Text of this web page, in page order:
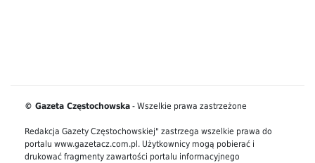
© Gazeta Częstochowska - Wszelkie prawa zastrzeżone
Redakcja Gazety Częstochowskiej" zastrzega wszelkie prawa do
portalu www.gazetacz.com.pl. Użytkownicy mogą pobierać i
drukować fragmenty zawartości portalu informacyjnego